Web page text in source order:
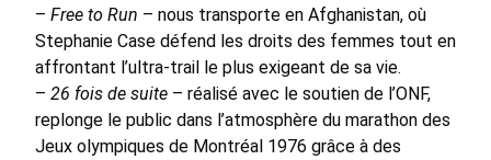
– Free to Run – nous transporte en Afghanistan, où
Stephanie Case défend les droits des femmes tout en
affrontant l’ultra-trail le plus exigeant de sa vie.
– 26 fois de suite – réalisé avec le soutien de l’ONF,
replonge le public dans l’atmosphère du marathon des
Jeux olympiques de Montréal 1976 grâce à des